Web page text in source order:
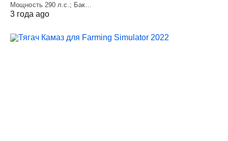
Мощность 290 л.с.; Бак…
3 года ago